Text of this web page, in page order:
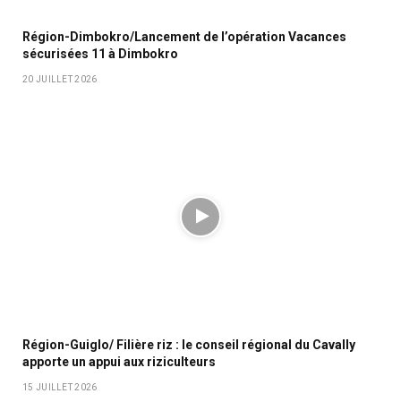
Région-Dimbokro/Lancement de l’opération Vacances
sécurisées 11 à Dimbokro
20 JUILLET 2026
Région-Guiglo/ Filière riz : le conseil régional du Cavally
apporte un appui aux riziculteurs
15 JUILLET 2026